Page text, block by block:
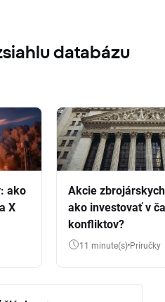
databázu
ako
X
Akcie
ako investovať v
konfliktov?
11 minute(s) Príručky